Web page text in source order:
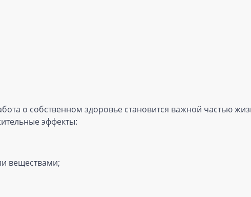
о собственном здоровье становится важной частью
эффекты:
веществами;